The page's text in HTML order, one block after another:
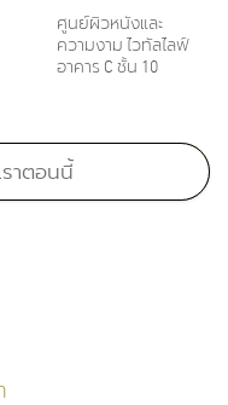
ศูนย์ผิวหนังและ
ความงาม ไวทัลไลฟ์
อาคาร C ชั้น 10
มหิดล, 2555
with distinction), St.
London, United
าตอนนี้